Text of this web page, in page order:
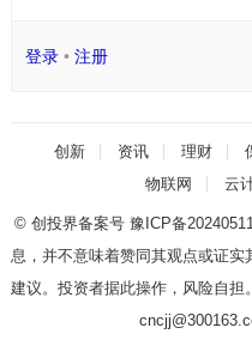
登录• 注册
创新 资讯 理财
物联网
云
© 创投界备案号 豫ICP备
息，并不意味着赞同其观点或证
建议。投资者据此操作，风险自